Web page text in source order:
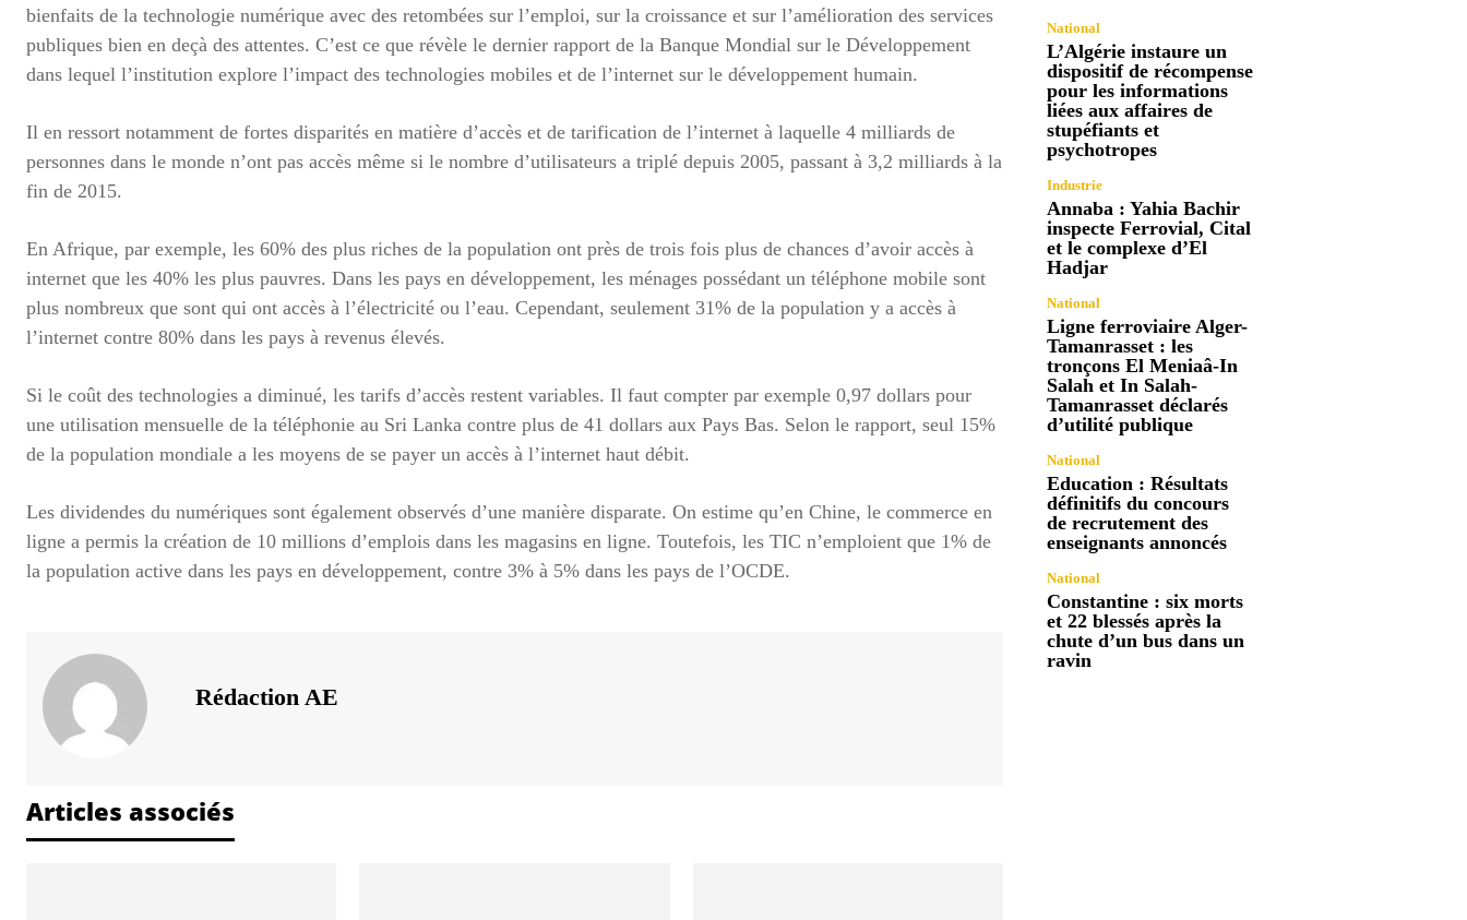
bienfaits de la technologie numérique avec des retombées sur l’emploi, sur la croissance et sur l’amélioration des services
publiques bien en deçà des attentes. C’est ce que révèle le dernier rapport de la Banque Mondial sur le Développement
dans lequel l’institution explore l’impact des technologies mobiles et de l’internet sur le développement humain.
Il en ressort notamment de fortes disparités en matière d’accès et de tarification de l’internet à laquelle 4 milliards de
personnes dans le monde n’ont pas accès même si le nombre d’utilisateurs a triplé depuis 2005, passant à 3,2 milliards à la
fin de 2015.
En Afrique, par exemple, les 60% des plus riches de la population ont près de trois fois plus de chances d’avoir accès à
internet que les 40% les plus pauvres. Dans les pays en développement, les ménages possédant un téléphone mobile sont
plus nombreux que sont qui ont accès à l’électricité ou l’eau. Cependant, seulement 31% de la population y a accès à
l’internet contre 80% dans les pays à revenus élevés.
Si le coût des technologies a diminué, les tarifs d’accès restent variables. Il faut compter par exemple 0,97 dollars pour
une utilisation mensuelle de la téléphonie au Sri Lanka contre plus de 41 dollars aux Pays Bas. Selon le rapport, seul 15%
de la population mondiale a les moyens de se payer un accès à l’internet haut débit.
Les dividendes du numériques sont également observés d’une manière disparate. On estime qu’en Chine, le commerce en
ligne a permis la création de 10 millions d’emplois dans les magasins en ligne. Toutefois, les TIC n’emploient que 1% de
la population active dans les pays en développement, contre 3% à 5% dans les pays de l’OCDE.
Rédaction AE
Articles associés
National
L’Algérie instaure un
dispositif de récompense
pour les informations
liées aux affaires de
stupéfiants et
psychotropes
Industrie
Annaba : Yahia Bachir
inspecte Ferrovial, Cital
et le complexe d’El
Hadjar
National
Ligne ferroviaire Alger-
Tamanrasset : les
tronçons El Meniaâ-In
Salah et In Salah-
Tamanrasset déclarés
d’utilité publique
National
Education : Résultats
définitifs du concours
de recrutement des
enseignants annoncés
National
Constantine : six morts
et 22 blessés après la
chute d’un bus dans un
ravin